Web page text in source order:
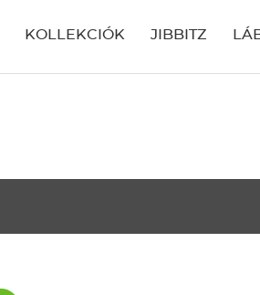
KOLLEKCIÓK JIBBITZ